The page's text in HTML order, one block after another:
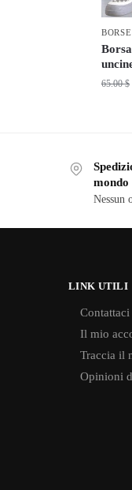
65.00$
mondo
Nessun
LINK UTILI
Contattaci
Il mio
Traccia il
Opinioni